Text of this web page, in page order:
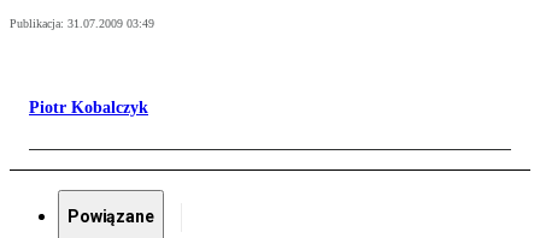
Publikacja: 31.07.2009 03:49
Piotr Kobalczyk
Powiązane